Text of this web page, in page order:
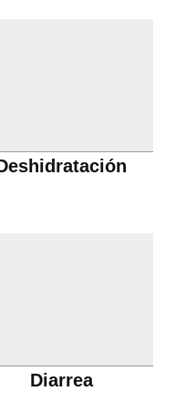
Diarrea